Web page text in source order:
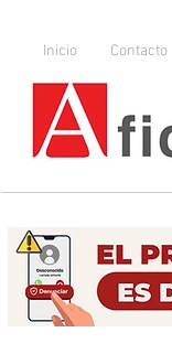
Inicio Contacto